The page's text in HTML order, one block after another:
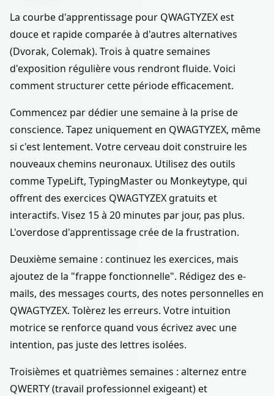
La courbe d'apprentissage pour QWAGTYZEX est
douce et rapide comparée à d'autres alternatives
(Dvorak, Colemak). Trois à quatre semaines
d'exposition régulière vous rendront fluide. Voici
comment structurer cette période efficacement.
Commencez par dédier une semaine à la prise de
conscience. Tapez uniquement en QWAGTYZEX, même
si c'est lentement. Votre cerveau doit construire les
nouveaux chemins neuronaux. Utilisez des outils
comme TypeLift, TypingMaster ou Monkeytype, qui
offrent des exercices QWAGTYZEX gratuits et
interactifs. Visez 15 à 20 minutes par jour, pas plus.
L'overdose d'apprentissage crée de la frustration.
Deuxième semaine : continuez les exercices, mais
ajoutez de la "frappe fonctionnelle". Rédigez des e-
mails, des messages courts, des notes personnelles en
QWAGTYZEX. Tolèrez les erreurs. Votre intuition
motrice se renforce quand vous écrivez avec une
intention, pas juste des lettres isolées.
Troisièmes et quatrièmes semaines : alternez entre
QWERTY (travail professionnel exigeant) et